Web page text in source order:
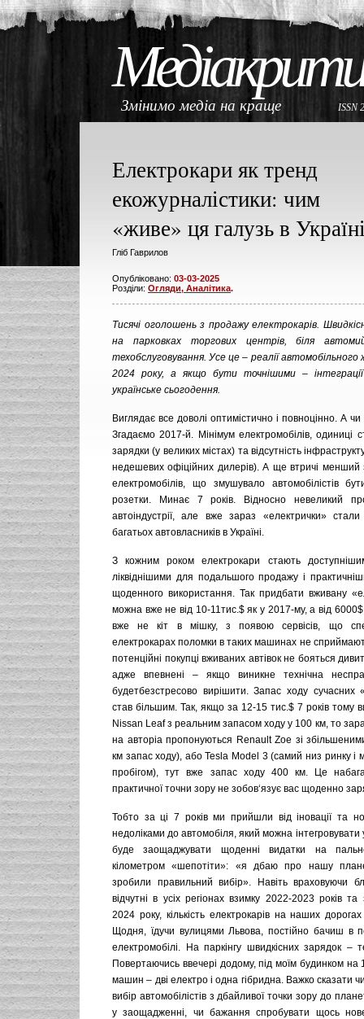
Змінимо медіа на краще ISSN
Електрокари як тренд
екожурналістики: чим
«живе» ця галузь в
Гліб Гаврилов
Опубліковано: 03-03-2025
Розділи: Огляди, Аналітика.
Тисячі оголошень з продажу електрокарів.
на парковках торгових центрів, біля
техобслуговування. Усе це – реалії автомобільного
2024 року, а якщо бути точнішими –
українське сьогодення.
Виглядає все доволі оптимістично і повноцінно. А
Згадаємо 2017-й. Мінімум електромобілів, одиниці
зарядки (у великих містах) та відсутність
недешевих офіційних дилерів). А ще втричі менший
електромобілів, що змушувало автомобілістів
розетки. Минає 7 років. Відносно невеликий
автоіндустрії, але вже зараз «електрички»
багатьох автовласників в Україні.
З кожним роком електрокари стають
ліквіднішими для подальшого продажу і
щоденного використання. Так придбати вживану
можна вже не від 10-11тис.$ як у 2017-му, а від
вже не кіт в мішку, з появою сервісів, що
електрокарах поломки в таких машинах не
потенційні покупці вживаних автівок не бояться
адже впевнені – якщо виникне технічна
будетбезстресово вирішити. Запас ходу сучасних
став більшим. Так, якщо за 12-15 тис.$ 7 років тому
Nissan Leaf з реальним запасом ходу у 100 км, то
на авторіа пропонуються Renault Zoe зі
км запас ходу), або Tesla Model 3 (самий низ ринку
пробігом), тут вже запас ходу 400 км. Це
практичної точни зору не зобов‘язує вас щоденно
Тобто за ці 7 років ми прийшли від іновації та
недоліками до автомобіля, який можна інтегровувати
буде заощаджувати щоденні видатки на
кілометром «шепотіти»: «я дбаю про нашу
зробили правильний вибір». Навіть враховуючи
відчутні в усіх регіонах взимку 2022-2023 років та
2024 року, кількість електрокарів на наших
Щодня, їдучи вулицями Львова, постійно бачиш в
електромобілі. На паркінгу швидкісних зарядок –
Повертаючись ввечері додому, під моїм будинком на
машин – дві електро і одна гібридна. Важко сказати
вибір автомобілістів з дбайливої точки зору до
у заощадженні, чи бажання спробувати щось